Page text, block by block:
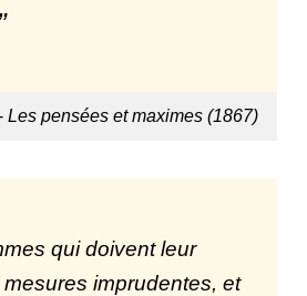
Les pensées et maximes (1867)
qui doivent leur
imprudentes, et